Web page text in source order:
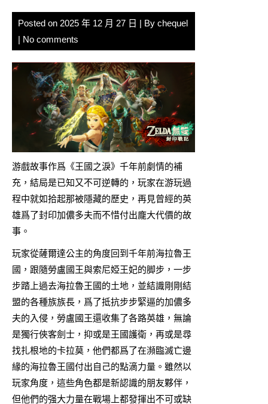
Posted on 2025 年 12 月 27 日 | By chequel
| No comments
游戲故事作爲《王國之淚》千年前劇情的補
充，結局是已知又不可逆轉的，玩家在游玩過
程中就如拾起那被隱藏的歷史，再見曾經的英
雄爲了封印加儂多夫而不惜付出龐大代價的故
事。
玩家從薩爾達公主的角度回到千年前海拉魯王
國，跟隨勞盧國王與索尼婭王妃的脚步，一步
步踏上過去海拉魯王國的土地，並結識剛剛結
盟的各種族族長，爲了抵抗步步緊逼的加儂多
夫的入侵，勞盧國王還收集了各路英雄，無論
是獨行俠客劍士，抑或是王國護衛，再或是尋
找扎根地的卡拉莫，他們都爲了在瀕臨滅亡邊
緣的海拉魯王國付出自己的點滴力量。雖然以
玩家角度，這些角色都是新認識的朋友夥伴，
但他們的强大力量在戰場上都發揮出不可或缺